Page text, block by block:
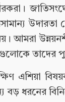
উদারতা
নয়। আমরা
তাদের
এশিয়া
ধরনের